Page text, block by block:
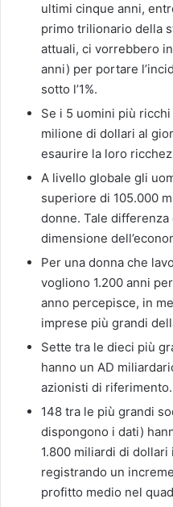
ultimi cinque anni,
primo trilionario della
attuali, ci vorrebbero
anni) per portare
sotto l’1%.
Se i 5 uomini più
milione di dollari al
esaurire la loro
A livello globale gli
superiore di 105.000
donne. Tale
dimensione
Per una donna che
vogliono 1.200 anni
anno percepisce, in
imprese più grandi
Sette tra le dieci più
hanno un AD
azionisti di riferimento.
148 tra le più grandi
dispongono i dati)
1.800 miliardi di
registrando un
profitto medio nel